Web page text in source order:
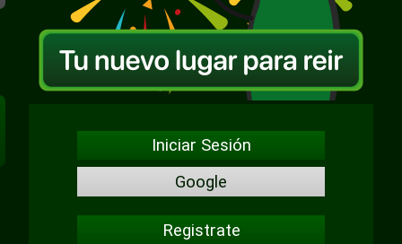
Iniciar Sesión
Google
Registrate